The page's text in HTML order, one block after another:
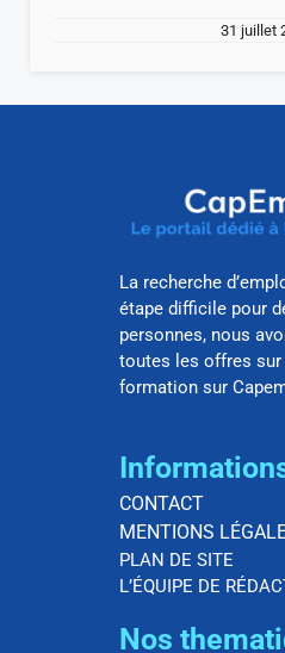
31 juillet
La recherche
étape difficile pour
personnes, nous
toutes les offres sur
formation sur
CONTACT
MENTIONS
PLAN DE SITE
L’ÉQUIPE DE
Nos